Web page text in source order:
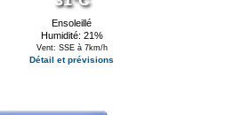
Ensoleillé
Humidité: 21%
Vent: SSE à 7km/h
Détail et prévisions